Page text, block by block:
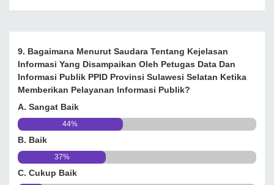
9. Bagaimana Menurut Saudara Tentang Kejelasan
Informasi Yang Disampaikan Oleh Petugas Data Dan
Informasi Publik PPID Provinsi Sulawesi Selatan Ketika
Memberikan Pelayanan Informasi Publik?
A. Sangat Baik
44%
B. Baik
37%
C. Cukup Baik